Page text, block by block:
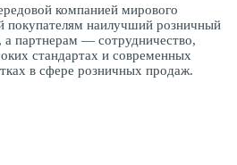
компанией мирового
покупателям наилучший розничный
а партнерам — сотрудничество,
стандартах и современных
в сфере розничных продаж.